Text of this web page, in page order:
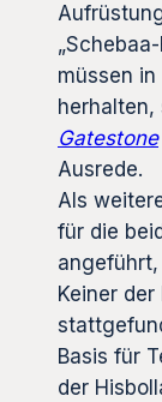
müssen
Gatestone
Ausrede.
Als
für die
Keiner
Basis für
der